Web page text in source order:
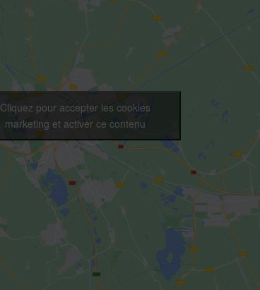
Cliquez pour accepter les cookies
marketing et activer ce contenu